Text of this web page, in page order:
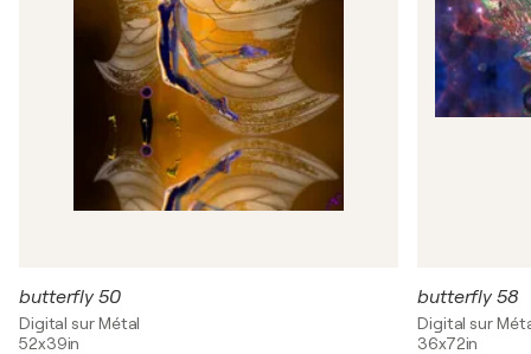
butterfly 50
Digital sur Métal
52x39in
butterfly 58
Digital sur
36x72in